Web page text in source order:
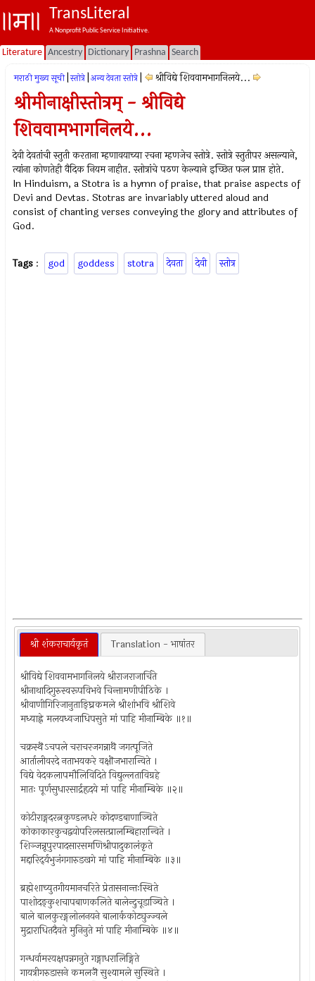
TransLiteral
A Nonprofit Public Service Initiative.
Literature Ancestry Dictionary Prashna Search
मराठी मुख्य सूची स्तोत्रे अन्य देवता स्तोत्रे श्रीविद्ये शिववामभागनिलये...
श्रीमीनाक्षीस्तोत्रम् - श्रीविद्ये
शिववामभागनिलये...
देवी देवतांची स्तुती करताना म्हणावयाच्या रचना म्हणजेच स्तोत्रे. स्तोत्रे स्तुतीपर असल्याने,
त्यांना कोणतेही वैदिक नियम नाहीत. स्तोत्रांचे पठण केल्याने इच्छित फल प्राप्त होते.
In Hinduism, a Stotra is a hymn of praise, that praise aspects of
Devi and Devtas. Stotras are invariably uttered aloud and
consist of chanting verses conveying the glory and attributes of
God.
Tags : god goddess stotra देवता देवी स्तोत्र
श्री शंकराचार्यकृतं Translation - भाषांतर
श्रीविद्ये शिववामभागनिलये श्रीराजराजार्चिते
श्रीनाथादिगुरुस्वरूपविभवे चिन्तामणीपीठिके ।
श्रीवाणीगिरिजानुताङ्घ्रिकमले श्रीशांभवि श्रीशिवे
मध्याह्ने मलयध्वजाधिपसुते मां पाहि मीनाम्बिके ॥१॥
चक्रस्थॆऽचपले चराचरजगन्नाथॆ जगत्पूजिते
आर्तालीवरदे नताभयकरे वक्षॊजभारान्विते ।
विद्ये वेदकलापमौलिविदिते विद्युल्लताविग्रहे
मातः पूर्णसुधारसार्द्रहृदये मां पाहि मीनाम्बिके ॥२॥
कोटीराङ्गदरत्नकुण्डलधरे कोदण्डबाणाञ्चिते
कोकाकारकुचद्वयोपरिलसत्प्रालम्बिहारान्विते ।
शिञ्जन्नूपुरपादसारसमणिश्रीपादुकालंकृते
मद्दारिद्‌र्यभुजंगगारुडखगे मां पाहि मीनाम्बिके ॥३॥
ब्रह्मेशाच्युतगीयमानचरिते प्रेतासनान्तःस्थिते
पाशोदङ्कुशचापबाणकलिते बालेन्दुचूडाञ्चिते ।
बाले बालकुरङ्गलोलनयने बालार्ककोट्युज्ज्वले
मुद्राराधितदैवते मुनिनुते मां पाहि मीनाम्बिके ॥४॥
गन्धर्वामरयक्षपन्नगनुते गङ्गाधरालिङ्गिते
गायत्रीगरुडासने कमलजॆ सुश्यामले सुस्थिते ।